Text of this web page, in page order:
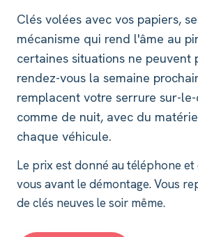
Clés volées avec vos papiers,
mécanisme qui rend l'âme au
certaines situations ne peuvent
rendez-vous la semaine
remplacent votre serrure sur-
comme de nuit, avec du
chaque véhicule.
Le prix est donné au téléphone
vous avant le démontage. Vous
de clés neuves le soir même.